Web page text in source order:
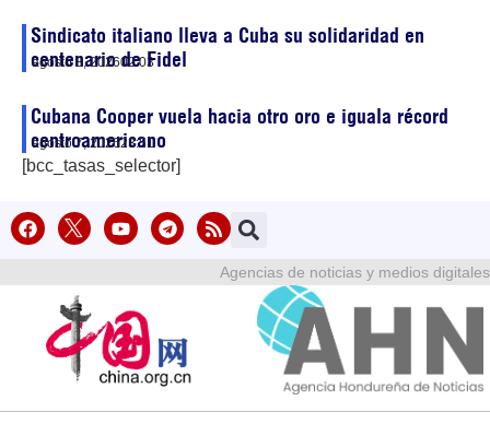
Sindicato italiano lleva a Cuba su solidaridad en
centenario de Fidel
agosto 8, 202602:03
Cubana Cooper vuela hacia otro oro e iguala récord
centroamericano
agosto 7, 202623:51
[bcc_tasas_selector]
Agencias de noticias y medios digitales